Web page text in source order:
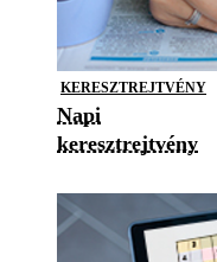
KERESZTREJTVÉNY
Napi
keresztrejtvény